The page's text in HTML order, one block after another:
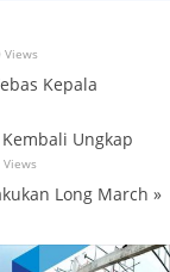
Views
Kepala
Ungkap
Views
Long March »